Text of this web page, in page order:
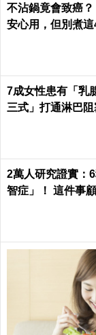
不沾鍋竟會致癌
安心用，但別煮
7成女性患有「乳
三式」打通淋巴
2萬人研究證實：
智症」！ 這件事